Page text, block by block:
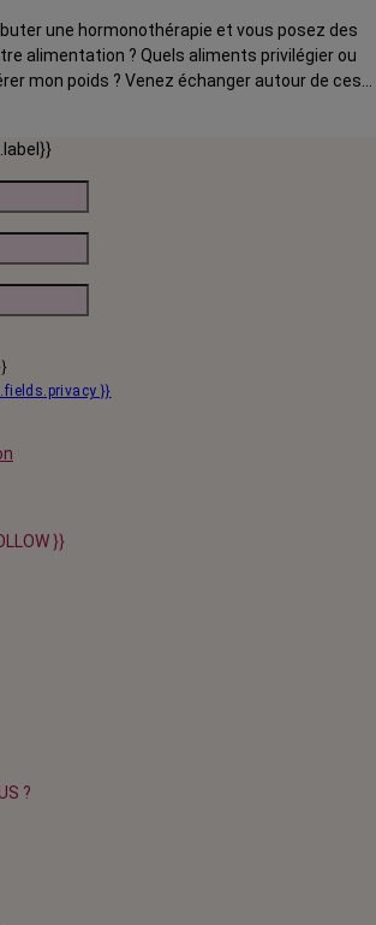
une hormonothérapie et vous posez des
alimentation ? Quels aliments privilégier ou
mon poids ? Venez échanger autour de ces
astuces et recettes.
}}
}}
?